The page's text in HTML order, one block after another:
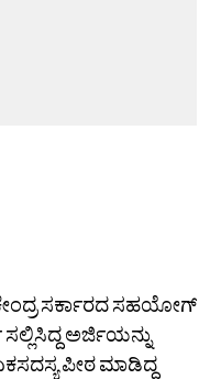
ಸರ್ಕಾರದ ಸಹಯೋಗ್‌
ಅರ್ಜಿಯನ್ನು
ಪೀಠ ಮಾಡಿದ್ದ